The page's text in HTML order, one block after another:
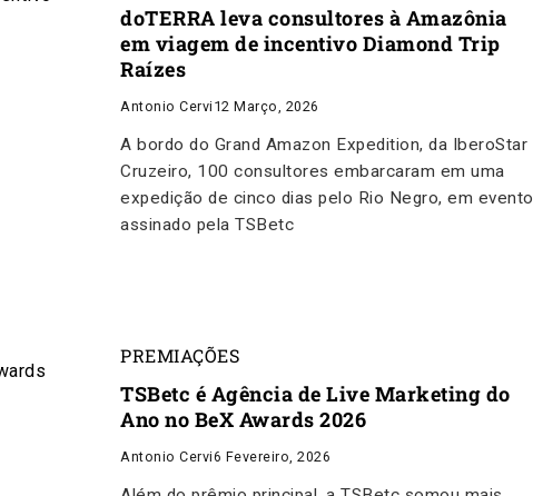
doTERRA leva consultores à Amazônia
em viagem de incentivo Diamond Trip
Raízes
Antonio Cervi 12 Março, 2026
A bordo do Grand Amazon Expedition, da IberoStar
Cruzeiro, 100 consultores embarcaram em uma
expedição de cinco dias pelo Rio Negro, em evento
assinado pela TSBetc
PREMIAÇÕES
TSBetc é Agência de Live Marketing do
Ano no BeX Awards 2026
Antonio Cervi6 Fevereiro, 2026